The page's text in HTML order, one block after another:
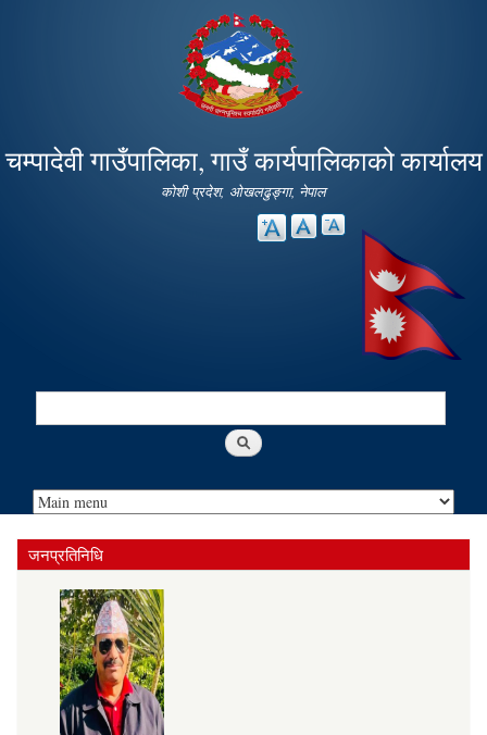
main
content
चम्पादेवी गाउँपालिका, गाउँ कार्यपालिकाको कार्यालय
कोशी प्रदेश, ओखलढुङ्गा, नेपाल
Search
जनप्रतिनिधि